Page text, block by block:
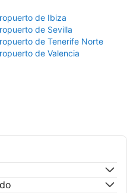
de Ibiza
de Sevilla
de Tenerife Norte
de Valencia